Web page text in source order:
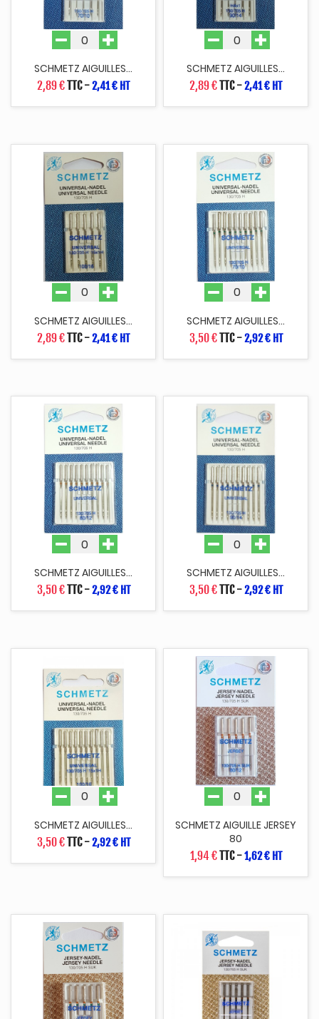
SCHMETZ AIGUILLES...
2,89 €TTC-2,41 € HT
SCHMETZ AIGUILLES...
2,89 €TTC-2,41 € HT
SCHMETZ AIGUILLES...
2,89 €TTC-2,41 € HT
SCHMETZ AIGUILLES...
3,50 €TTC-2,92 € HT
SCHMETZ AIGUILLES...
3,50 €TTC-2,92 € HT
SCHMETZ AIGUILLES...
3,50 €TTC-2,92 € HT
SCHMETZ AIGUILLES...
3,50 €TTC-2,92 € HT
SCHMETZ AIGUILLE JERSEY
80
1,94 €TTC-1,62 € HT